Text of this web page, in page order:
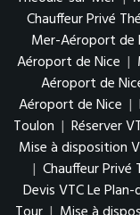
Chauffeur Privé
Mer-Aéroport de
Aéroport de Nice |
Aéroport de
Aéroport de Nice |
Toulon | Réserver
Mise à disposition
| Chauffeur
Devis VTC Le